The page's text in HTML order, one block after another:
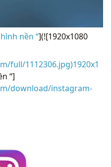
nền “](![1920x1080
full/1112306.jpg)1920x1
“]
download/instagram-